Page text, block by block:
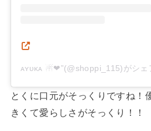
ᴀʏᴜᴋᴀ ☃︎‪‪❤︎‬”(@shoppi_115)がシェ
とくに口元がそっくりですね！
きくて愛らしさがそっくり！！